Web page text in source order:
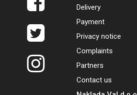
Delivery
Payment
Privacy notice
Complaints
Partners
Contact us